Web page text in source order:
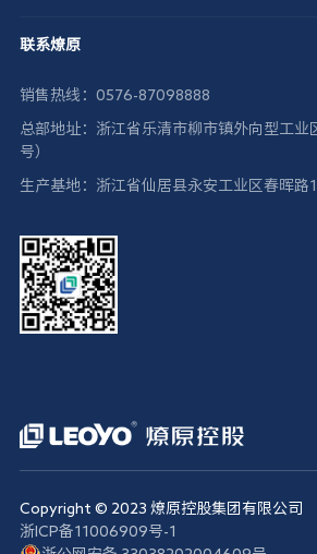
联系燎原
销售热线：0576-87098888
总部地址：浙江省乐清市柳市镇外向型工业
号）
生产基地：浙江省仙居县永安工业区春晖路
Copyright © 2023 燎原控股集团有限公司
浙ICP备11006909号-1